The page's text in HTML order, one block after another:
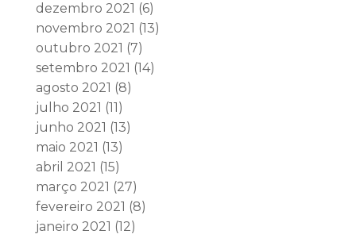
dezembro 2021 (6)
novembro 2021 (13)
outubro 2021 (7)
setembro 2021 (14)
agosto 2021 (8)
julho 2021 (11)
junho 2021 (13)
maio 2021 (13)
abril 2021 (15)
março 2021 (27)
fevereiro 2021 (8)
janeiro 2021 (12)